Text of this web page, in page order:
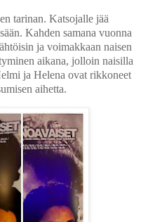
tarinan. Katsojalle jää
Kahden samana vuonna
ja voimakkaan naisen
aikana, jolloin naisilla
ja Helena ovat rikkoneet
aihetta.